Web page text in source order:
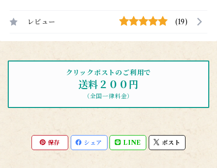
レビュー (19)
クリックポストのご利用で
送料２００円
（全国一律料金）
保存 シェア LINE ポスト